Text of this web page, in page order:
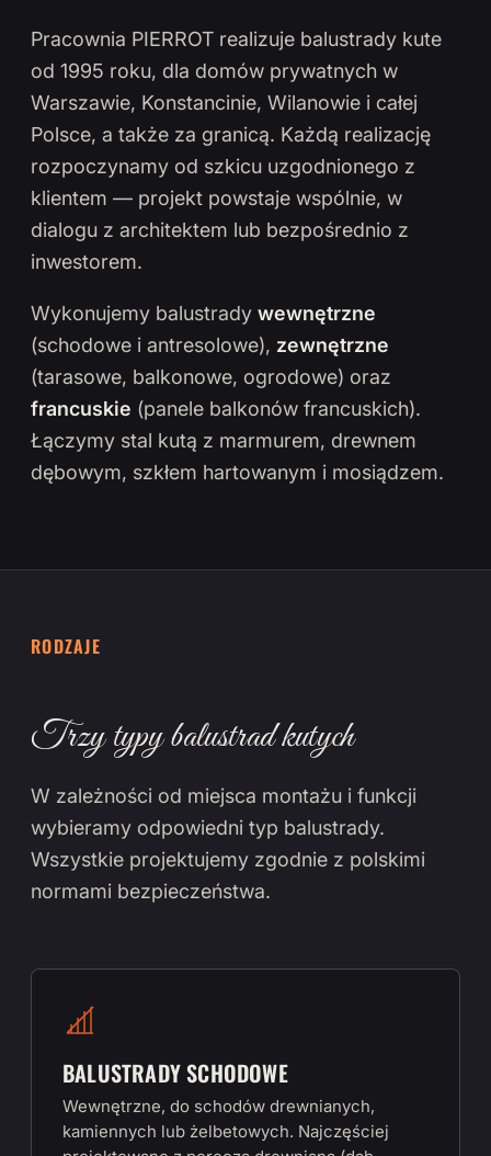
Pracownia PIERROT realizuje balustrady kute
od 1995 roku, dla domów prywatnych w
Warszawie, Konstancinie, Wilanowie i całej
Polsce, a także za granicą. Każdą realizację
rozpoczynamy od szkicu uzgodnionego z
klientem — projekt powstaje wspólnie, w
dialogu z architektem lub bezpośrednio z
inwestorem.
Wykonujemy balustrady wewnętrzne
(schodowe i antresolowe), zewnętrzne
(tarasowe, balkonowe, ogrodowe) oraz
francuskie (panele balkonów francuskich).
Łączymy stal kutą z marmurem, drewnem
dębowym, szkłem hartowanym i mosiądzem.
RODZAJE
Trzy typy balustrad kutych
W zależności od miejsca montażu i funkcji
wybieramy odpowiedni typ balustrady.
Wszystkie projektujemy zgodnie z polskimi
normami bezpieczeństwa.
BALUSTRADY SCHODOWE
Wewnętrzne, do schodów drewnianych,
kamiennych lub żelbetowych. Najczęściej